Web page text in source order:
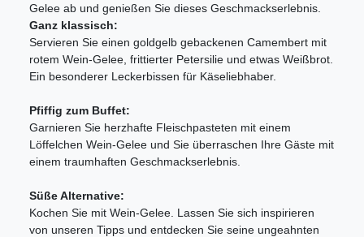
Gelee ab und genießen Sie dieses Geschmackserlebnis.
Ganz klassisch:
Servieren Sie einen goldgelb gebackenen Camembert mit
rotem Wein-Gelee, frittierter Petersilie und etwas Weißbrot.
Ein besonderer Leckerbissen für Käseliebhaber.
Pfiffig zum Buffet:
Garnieren Sie herzhafte Fleischpasteten mit einem
Löffelchen Wein-Gelee und Sie überraschen Ihre Gäste mit
einem traumhaften Geschmackserlebnis.
Süße Alternative:
Kochen Sie mit Wein-Gelee. Lassen Sie sich inspirieren
von unseren Tipps und entdecken Sie seine ungeahnten